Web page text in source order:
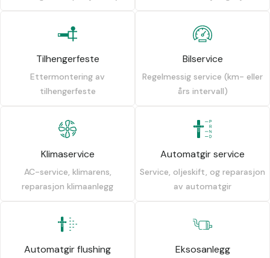
Tilhengerfeste
Ettermontering av
tilhengerfeste
Bilservice
Regelmessig service (km- eller
års intervall)
Klimaservice
AC-service, klimarens,
reparasjon klimaanlegg
Automatgir service
Service, oljeskift, og reparasjon
av automatgir
Automatgir flushing Eksosanlegg